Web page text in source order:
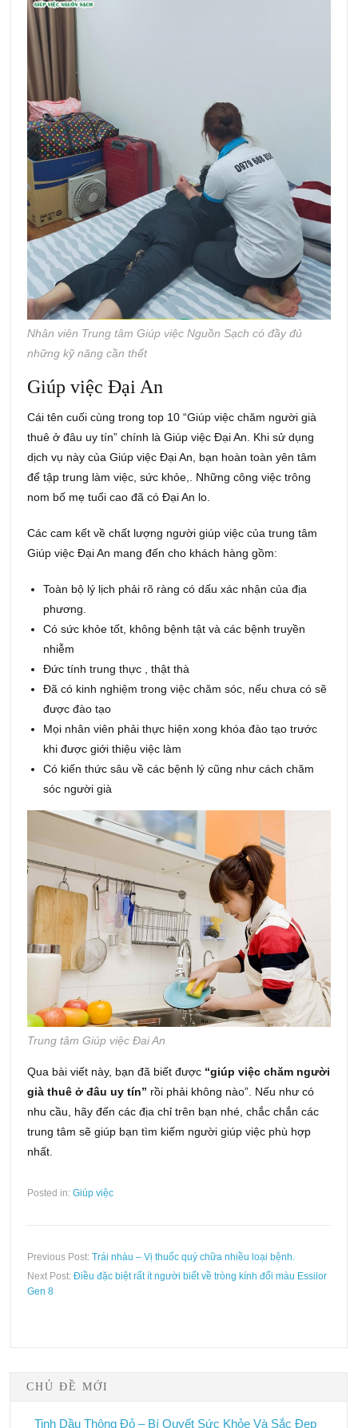
Nhân viên Trung tâm Giúp việc Nguồn Sạch có đầy đủ
những kỹ năng cần thết
Giúp việc Đại An
Cái tên cuối cùng trong top 10 “Giúp việc chăm người già
thuê ở đâu uy tín” chính là Giúp việc Đại An. Khi sử dụng
dịch vụ này của Giúp việc Đại An, bạn hoàn toàn yên tâm
để tập trung làm việc, sức khỏe,. Những công việc trông
nom bố mẹ tuổi cao đã có Đại An lo.
Các cam kết về chất lượng người giúp việc của trung tâm
Giúp việc Đại An mang đến cho khách hàng gồm:
Toàn bộ lý lịch phải rõ ràng có dấu xác nhận của địa
phương.
Có sức khỏe tốt, không bệnh tật và các bệnh truyền
nhiễm
Đức tính trung thực , thật thà
Đã có kinh nghiệm trong việc chăm sóc, nếu chưa có sẽ
được đào tạo
Mọi nhân viên phải thực hiện xong khóa đào tạo trước
khi được giới thiệu việc làm
Có kiến thức sâu về các bệnh lý cũng như cách chăm
sóc người già
Trung tâm Giúp việc Đai An
Qua bài viết này, bạn đã biết được “giúp việc chăm người
già thuê ở đâu uy tín” rồi phải không nào”. Nếu như có
nhu cầu, hãy đến các địa chỉ trên bạn nhé, chắc chắn các
trung tâm sẽ giúp bạn tìm kiếm người giúp việc phù hợp
nhất.
Posted in:Giúp việc
Previous Post:Trái nhàu – Vị thuốc quý chữa nhiều loại bệnh.
Next Post:Điều đặc biệt rất ít người biết về tròng kính đổi màu Essilor
Gen 8
CHỦ ĐỀ MỚI
Tinh Dầu Thông Đỏ – Bí Quyết Sức Khỏe Và Sắc Đẹp